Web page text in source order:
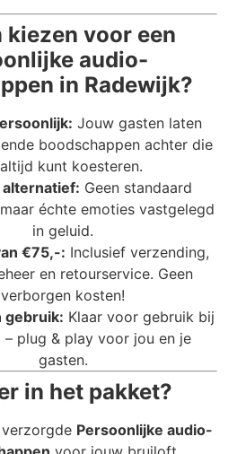
kiezen voor een
audio-
in Radewijk?
Jouw gasten laten
boodschappen achter die
kunt koesteren.
Geen standaard
échte emoties vastgelegd
in geluid.
€75,-: Inclusief verzending,
en retourservice. Geen
verborgen kosten!
gebruik: Klaar voor gebruik bij
– plug & play voor jou en je
gasten.
in het pakket?
Persoonlijke audio-